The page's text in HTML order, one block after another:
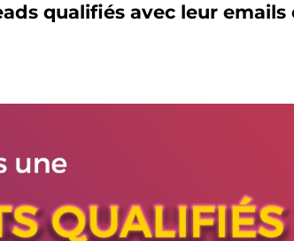
qualifiés avec leur emails